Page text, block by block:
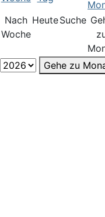
Nach
Woche
HeuteSuche
Gehe zu